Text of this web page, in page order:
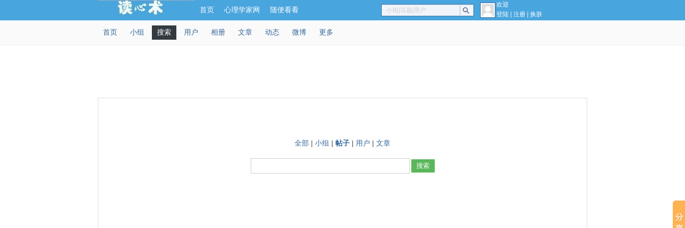
首页 心理学家网 随便看看
欢迎
登陆
注册 换肤
小组|话题|用户
首页 小组 搜索 用户 相册 文章 动态 微博 更多
全部 | 小组 | 帖子 | 用户 | 文章
搜索